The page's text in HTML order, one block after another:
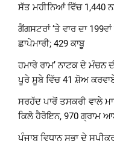
ਸੱਤ ਮਹੀਨਿਆਂ ਵਿੱਚ 1,440
ਗੈਂਗਸਟਰਾਂ ‘ਤੇ ਵਾਰ ਦਾ
ਛਾਪੇਮਾਰੀ; 429 ਕਾਬੂ
ਹਮਾਰੇ ਰਾਮ’ ਨਾਟਕ ਦੇ
ਪੂਰੇ ਸੂਬੇ ਵਿੱਚ 41 ਸ਼ੋਅ
ਸਰਹੱਦ ਪਾਰੋਂ ਤਸਕਰੀ ਵਾਲੇ
ਕਿਲੋ ਹੈਰੋਇਨ, 970 ਗ੍ਰਾਮ
ਪੰਜਾਬ ਵਿਧਾਨ ਸਭਾ ਦੇ